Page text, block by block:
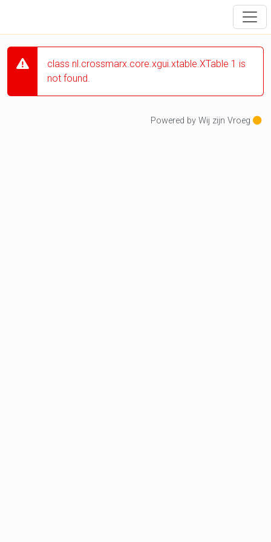
class nl.crossmarx.core.xgui.xtable.XTable 1 is
not found.
Powered by Wij zijn Vroeg